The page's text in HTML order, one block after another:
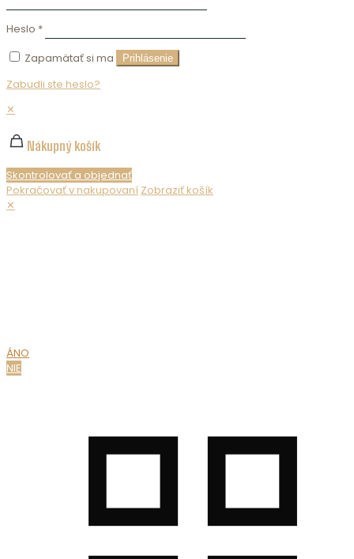
Heslo *
Zapamätať si ma
Prihlásenie
Zabudli ste heslo?
✕
Nákupný košík
Skontrolovať a objednať
Pokračovať v nakupovaní Zobraziť košík
✕
ÁNO
NIE